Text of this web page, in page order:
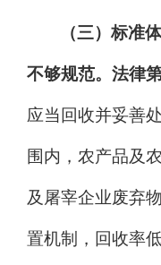
（三）标准
不够规范。 法律
应当回收并妥善
围内，农产品及
及屠宰企业废弃
置机制，回收率